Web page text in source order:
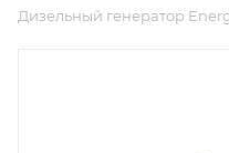
Дизельный генератор